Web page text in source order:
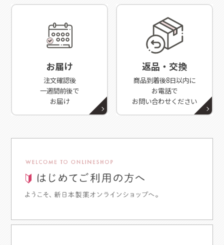
お届け
注文確認後
一週間前後で
お届け
返品・交換
商品到着後8日以内に
お電話で
お問い合わせください